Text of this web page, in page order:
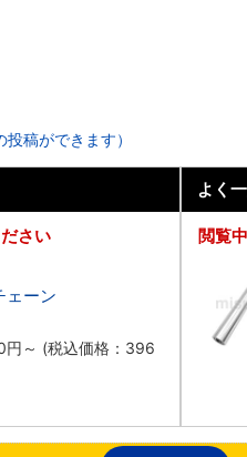
稿ができます）
さい
ェーン
円 ～ (税込価格： 396
よく
閲覧